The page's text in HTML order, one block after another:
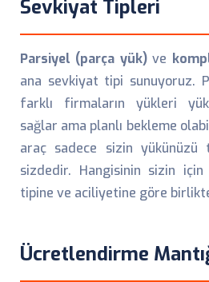
Sevkiyat Tipleri
Parsiyel (parça yük)ve
ana sevkiyat tipi sunuyoruz.
farklı firmaların yükleri
sağlar ama planlı bekleme
araç sadece sizin yükünüzü
sizdedir. Hangisinin sizin
tipine ve aciliyetine göre
Ücretlendirme